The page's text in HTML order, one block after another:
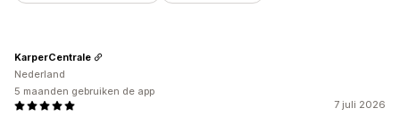
7 juli 2026
KarperCentrale
Nederland
5 maanden gebruiken de app